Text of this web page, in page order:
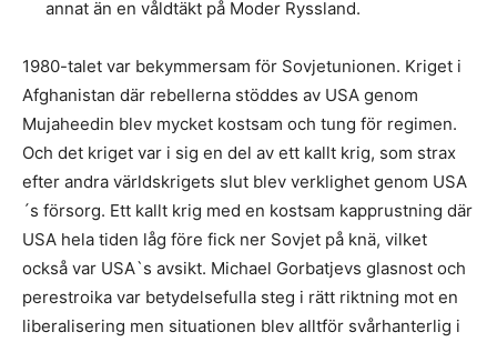
annat än en våldtäkt på Moder Ryssland.
1980-talet var bekymmersam för Sovjetunionen. Kriget i
Afghanistan där rebellerna stöddes av USA genom
Mujaheedin blev mycket kostsam och tung för regimen.
Och det kriget var i sig en del av ett kallt krig, som strax
efter andra världskrigets slut blev verklighet genom USA
´s försorg. Ett kallt krig med en kostsam kapprustning där
USA hela tiden låg före fick ner Sovjet på knä, vilket
också var USA`s avsikt. Michael Gorbatjevs glasnost och
perestroika var betydelsefulla steg i rätt riktning mot en
liberalisering men situationen blev alltför svårhanterlig i